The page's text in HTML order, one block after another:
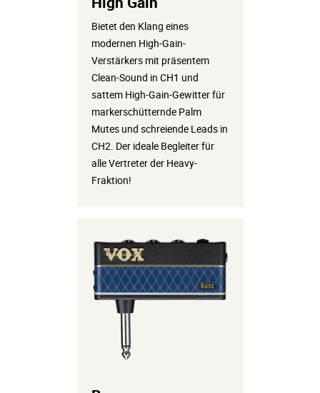
Bietet den Klang eines
modernen High-Gain-
Verstärkers mit präsentem
Clean-Sound in CH1 und
sattem High-Gain-Gewitter für
markerschütternde Palm
Mutes und schreiende Leads in
CH2. Der ideale Begleiter für
alle Vertreter der Heavy-
Fraktion!